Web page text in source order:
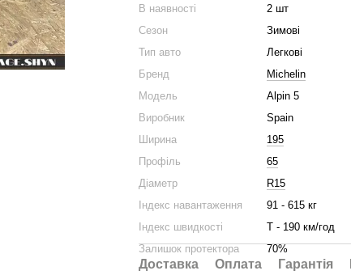
В наявності
2 шт
Сезон
Зимові
Тип авто
Легкові
Бренд
Michelin
Модель
Alpin 5
Виробник
Spain
Ширина
195
Профіль
65
Діаметр
R15
Індекс навантаження
91 - 615 кг
Індекс швидкості
Т - 190 км/год
Залишок протектора
70%
Доставка Оплата Гарантія